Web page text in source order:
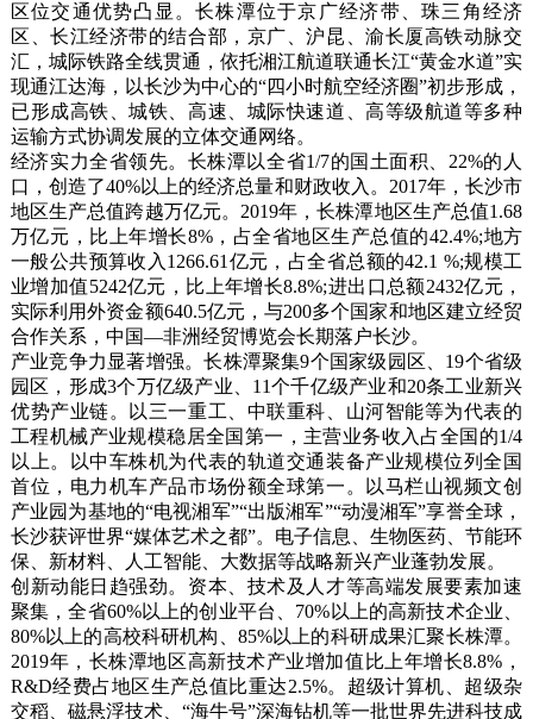
区位交通优势凸显。长株潭位于京广经济带、珠三角经济
区、长江经济带的结合部，京广、沪昆、渝长厦高铁动脉交
汇，城际铁路全线贯通，依托湘江航道联通长江“黄金水道”实
现通江达海，以长沙为中心的“四小时航空经济圈”初步形成，
已形成高铁、城铁、高速、城际快速道、高等级航道等多种
运输方式协调发展的立体交通网络。
经济实力全省领先。长株潭以全省1/7的国土面积、22%的人
口，创造了40%以上的经济总量和财政收入。2017年，长沙市
地区生产总值跨越万亿元。2019年，长株潭地区生产总值1.68
万亿元，比上年增长8%，占全省地区生产总值的42.4%;地方
一般公共预算收入1266.61亿元，占全省总额的42.1 %;规模工
业增加值5242亿元，比上年增长8.8%;进出口总额2432亿元，
实际利用外资金额640.5亿元，与200多个国家和地区建立经贸
合作关系，中国—非洲经贸博览会长期落户长沙。
产业竞争力显著增强。长株潭聚集9个国家级园区、19个省级
园区，形成3个万亿级产业、11个千亿级产业和20条工业新兴
优势产业链。以三一重工、中联重科、山河智能等为代表的
工程机械产业规模稳居全国第一，主营业务收入占全国的1/4
以上。以中车株机为代表的轨道交通装备产业规模位列全国
首位，电力机车产品市场份额全球第一。以马栏山视频文创
产业园为基地的“电视湘军”“出版湘军”“动漫湘军”享誉全球，
长沙获评世界“媒体艺术之都”。电子信息、生物医药、节能环
保、新材料、人工智能、大数据等战略新兴产业蓬勃发展。
创新动能日趋强劲。资本、技术及人才等高端发展要素加速
聚集，全省60%以上的创业平台、70%以上的高新技术企业、
80%以上的高校科研机构、85%以上的科研成果汇聚长株潭。
2019年，长株潭地区高新技术产业增加值比上年增长8.8%，
R&D经费占地区生产总值比重达2.5%。超级计算机、超级杂
交稻、磁悬浮技术、“海牛号”深海钻机等一批世界先进科技成